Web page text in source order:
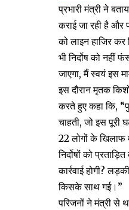
प्रभारी मंत्री ने
कराई जा रही है और
को लाइन हाजिर कर
भी निर्दोष को नहीं
जाएगा, मैं स्वयं इस
इस दौरान मृतक
करते हुए कहा कि,
चाहती, जो इस पूरी
22 लोगों के खिलाफ
निर्दोषों को
कार्रवाई होगी?
किसके साथ गई।”
परिजनों ने मंत्री से